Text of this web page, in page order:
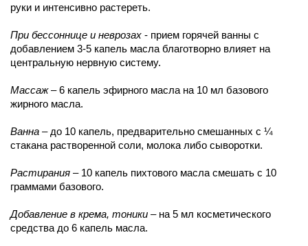
руки и интенсивно растереть.
При бессоннице и неврозах - прием горячей ванны с
добавлением 3-5 капель масла благотворно влияет на
центральную нервную систему.
Массаж– 6 капель эфирного масла на 10 мл базового
жирного масла.
Ванна – до 10 капель, предварительно смешанных с ¼
стакана растворенной соли, молока либо сыворотки.
Растирания – 10 капель пихтового масла смешать с 10
граммами базового.
Добавление в крема, тоники – на 5 мл косметического
средства до 6 капель масла.